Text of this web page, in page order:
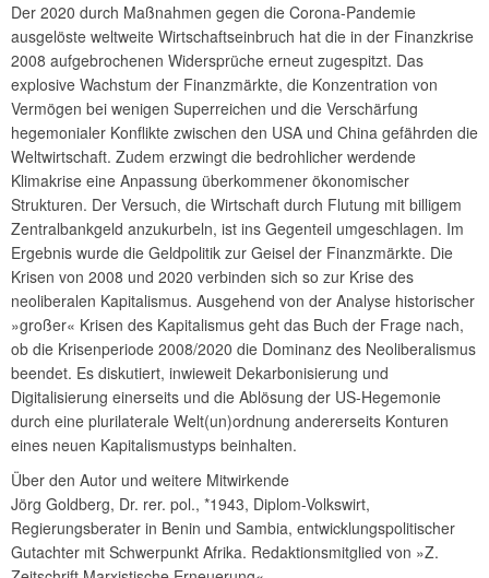
Der 2020 durch Maßnahmen gegen die Corona-Pandemie
ausgelöste weltweite Wirtschaftseinbruch hat die in der Finanzkrise
2008 aufgebrochenen Widersprüche erneut zugespitzt. Das
explosive Wachstum der Finanzmärkte, die Konzentration von
Vermögen bei wenigen Superreichen und die Verschärfung
hegemonialer Konflikte zwischen den USA und China gefährden die
Weltwirtschaft. Zudem erzwingt die bedrohlicher werdende
Klimakrise eine Anpassung überkommener ökonomischer
Strukturen. Der Versuch, die Wirtschaft durch Flutung mit billigem
Zentralbankgeld anzukurbeln, ist ins Gegenteil umgeschlagen. Im
Ergebnis wurde die Geldpolitik zur Geisel der Finanzmärkte. Die
Krisen von 2008 und 2020 verbinden sich so zur Krise des
neoliberalen Kapitalismus. Ausgehend von der Analyse historischer
»großer« Krisen des Kapitalismus geht das Buch der Frage nach,
ob die Krisenperiode 2008/2020 die Dominanz des Neoliberalismus
beendet. Es diskutiert, inwieweit Dekarbonisierung und
Digitalisierung einerseits und die Ablösung der US-Hegemonie
durch eine plurilaterale Welt(un)ordnung andererseits Konturen
eines neuen Kapitalismustyps beinhalten.
Über den Autor und weitere Mitwirkende
Jörg Goldberg, Dr. rer. pol., *1943, Diplom-Volkswirt,
Regierungsberater in Benin und Sambia, entwicklungspolitischer
Gutachter mit Schwerpunkt Afrika. Redaktionsmitglied von »Z.